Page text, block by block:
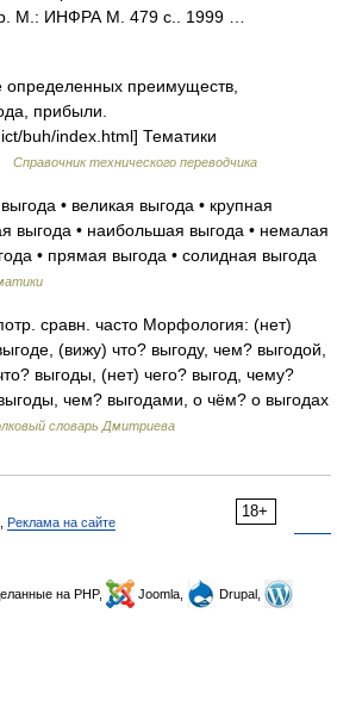
М.: ИНФРА М. 479 с.. 1999 …
преимуществ,
прибыли.
buh/index.html] Тематики
Справочник технического переводчика
• великая выгода • крупная
выгода • наибольшая выгода • немалая
• прямая выгода • солидная выгода
сравн. часто Морфология: (нет)
(вижу) что? выгоду, чем? выгодой,
выгоды, (нет) чего? выгод, чему?
чем? выгодами, о чём? о выгодах
словарь Дмитриева
18+
Реклама на сайте
на PHP, Joomla,
Drupal,